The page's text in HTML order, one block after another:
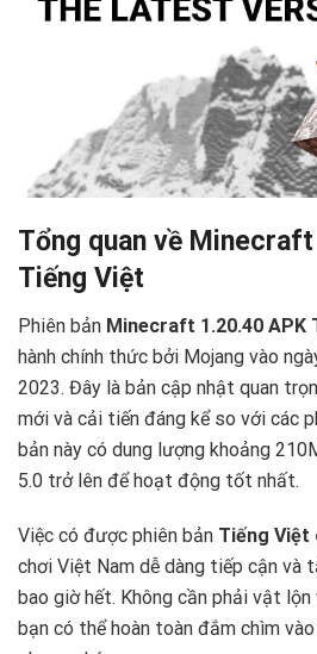
Tổng quan về
Tiếng Việt
Phiên bản Minecraft 1.20.40 APK
hành chính thức bởi Mojang vào
2023. Đây là bản cập nhật quan
mới và cải tiến đáng kể so với các
bản này có dung lượng khoảng
5.0 trở lên để hoạt động tốt nhất.
Việc có được phiên bản Tiếng Việt
chơi Việt Nam dễ dàng tiếp cận và
bao giờ hết. Không cần phải vật
bạn có thể hoàn toàn đắm chìm